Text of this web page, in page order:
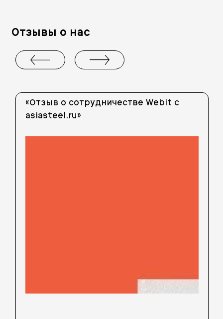
Отзывы о нас
«Отзыв о сотрудничестве Webit с
asiasteel.ru»